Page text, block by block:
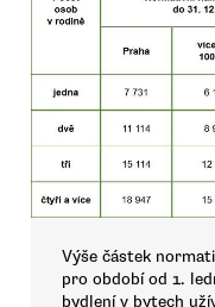
Výše částek
pro období od 1.
bydlení v bytech